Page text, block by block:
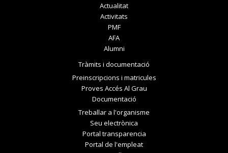
Actualitat
Activitats
PMF
AFA
Alumni
Tràmits i documentació
Preinscripcions i matricules
Proves Accés Al Grau
Documentació
Treballar a l'organisme
Seu electrònica
Portal transparencia
Portal de l'empleat